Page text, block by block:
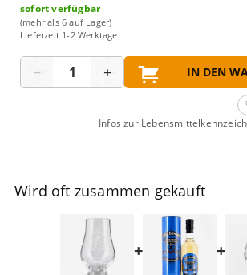
sofort verfügbar
(mehr als 6 auf Lager)
Lieferzeit 1-2 Werktage
− + IN DEN
Infos zur
Wird oft zusammen gekauft
+ +